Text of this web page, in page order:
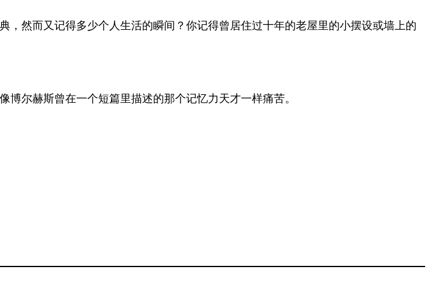
然而又记得多少个人生活的瞬间？你记得曾居住过十年的老屋里的小摆设或墙上的
尔赫斯曾在一个短篇里描述的那个记忆力天才一样痛苦。